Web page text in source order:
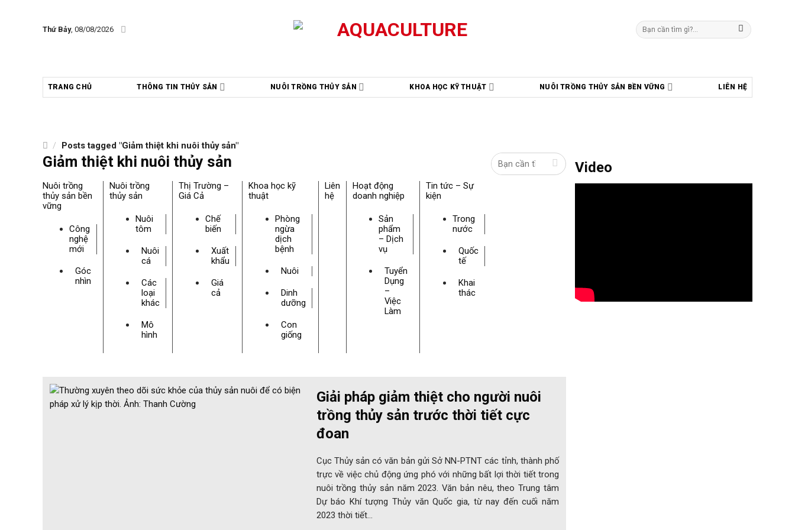
Thứ Bảy, 08/08/2026
Tìm
kiếm:
TRANG CHỦ THÔNG TIN THỦY SẢN NUÔI TRỒNG THỦY SẢN KHOA HỌC KỸ THUẬT NUÔI TRỒNG THỦY SẢN BỀN VỮNG LIÊN HỆ
/ Posts tagged "Giảm thiệt khi nuôi thủy sản"
Giảm thiệt khi nuôi thủy sản
Nuôi trồng
thủy sản bền
vững
Công
nghệ
mới
Góc
nhìn
Nuôi trồng
thủy sản
Nuôi
tôm
Nuôi
cá
Các
loại
khác
Mô
hình
Thị Trường –
Giá Cả
Chế
biến
Xuất
khẩu
Giá
cả
Khoa học kỹ
thuật
Phòng
ngừa
dịch
bệnh
Nuôi
Dinh
dưỡng
Con
giống
Liên
hệ
Hoạt động
doanh nghiệp
Sản
phẩm
– Dịch
vụ
Tuyển
Dụng
–
Việc
Làm
Tin tức – Sự
kiện
Trong
nước
Quốc
tế
Khai
thác
Giải pháp giảm thiệt cho người nuôi
trồng thủy sản trước thời tiết cực
đoan
Cục Thủy sản có văn bản gửi Sở NN-PTNT các tỉnh, thành phố
trực về việc chủ động ứng phó với những bất lợi thời tiết trong
nuôi trồng thủy sản năm 2023. Văn bản nêu, theo Trung tâm
Dự báo Khí tượng Thủy văn Quốc gia, từ nay đến cuối năm
2023 thời tiết…
Video